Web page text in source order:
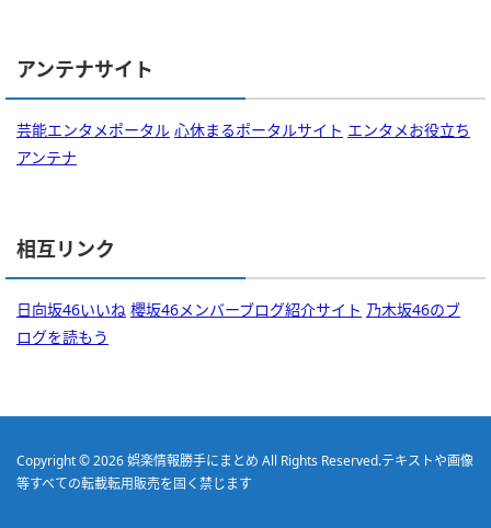
アンテナサイト
芸能エンタメポータル 心休まるポータルサイト エンタメお役立ち
アンテナ
相互リンク
日向坂46いいね 櫻坂46メンバーブログ紹介サイト 乃木坂46のブ
ログを読もう
Copyright © 2026娯楽情報勝手にまとめ All Rights Reserved.テキストや画像
等すべての転載転用販売を固く禁じます